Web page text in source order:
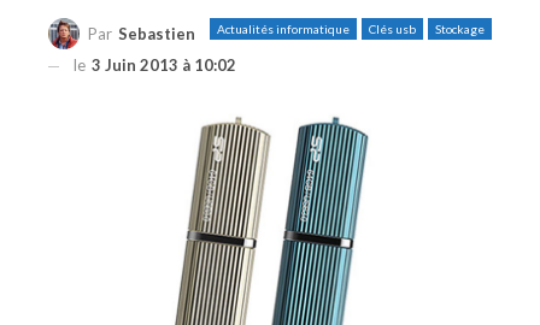
Actualités informatique Clés usb Stockage
Par Sebastien
le 3 Juin 2013 à 10:02